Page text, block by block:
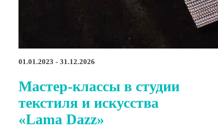
01.01.2023 - 31.12.2026
Мастер-классы в студии
текстиля и искусства
«Lama Dazz»